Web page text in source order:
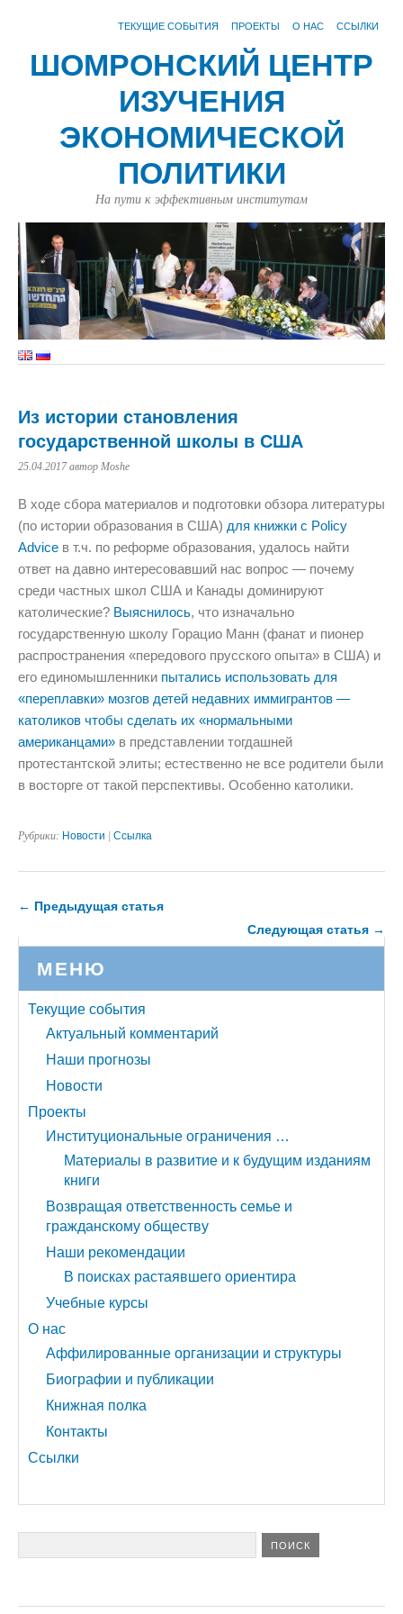
ТЕКУЩИЕ СОБЫТИЯ ПРОЕКТЫ О НАС ССЫЛКИ
ШОМРОНСКИЙ ЦЕНТР
ИЗУЧЕНИЯ
ЭКОНОМИЧЕСКОЙ
ПОЛИТИКИ
На пути к эффективным институтам
Из истории становления
государственной школы в США
25.04.2017 автор Moshe
В ходе сбора материалов и подготовки обзора литературы
(по истории образования в США) для книжки с Policy
Advice в т.ч. по реформе образования, удалось найти
ответ на давно интересовавший нас вопрос — почему
среди частных школ США и Канады доминируют
католические? Выяснилось, что изначально
государственную школу Горацио Манн (фанат и пионер
распространения «передового прусского опыта» в США) и
его единомышленники пытались использовать для
«переплавки» мозгов детей недавних иммигрантов —
католиков чтобы сделать их «нормальными
американцами» в представлении тогдашней
протестантской элиты; естественно не все родители были
в восторге от такой перспективы. Особенно католики.
Рубрики: Новости | Ссылка
← Предыдущая статья
Следующая статья →
МЕНЮ
Текущие события
Актуальный комментарий
Наши прогнозы
Новости
Проекты
Институциональные ограничения …
Материалы в развитие и к будущим изданиям
книги
Возвращая ответственность семье и
гражданскому обществу
Наши рекомендации
В поисках растаявшего ориентира
Учебные курсы
О нас
Аффилированные организации и структуры
Биографии и публикации
Книжная полка
Контакты
Ссылки